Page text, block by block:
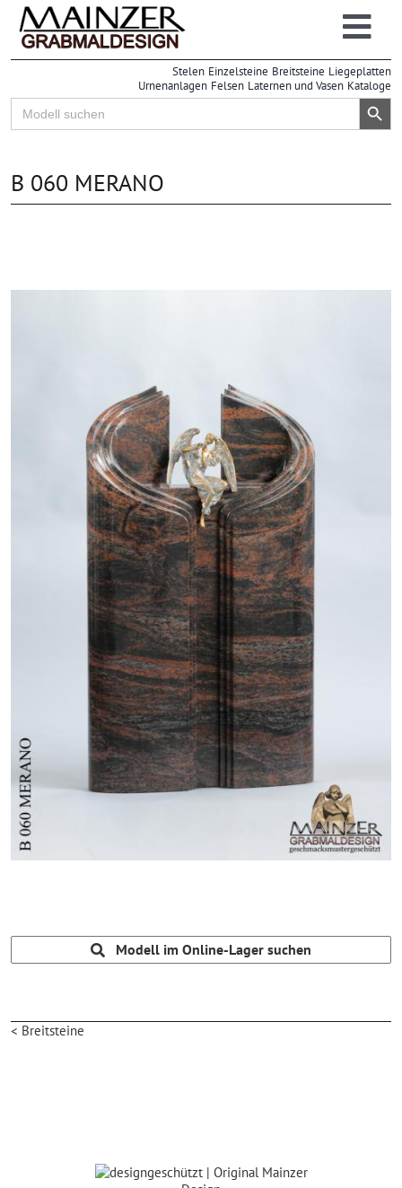
Zum
Inhalt
springen
Stelen Einzelsteine Breitsteine Liegeplatten
Urnenanlagen Felsen Laternen und Vasen Kataloge
Search
for:
Search Button
B 060 MERANO
Modell im Online-Lager suchen
< Breitsteine